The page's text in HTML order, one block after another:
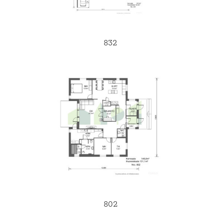
832
802